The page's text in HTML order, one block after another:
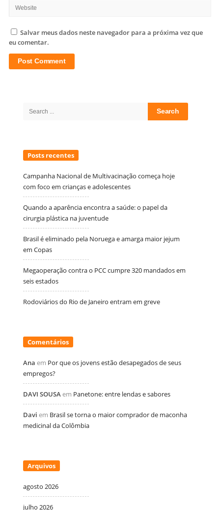
Salvar meus dados neste navegador para a próxima vez que
eu comentar.
Posts recentes
Campanha Nacional de Multivacinação começa hoje
com foco em crianças e adolescentes
Quando a aparência encontra a saúde: o papel da
cirurgia plástica na juventude
Brasil é eliminado pela Noruega e amarga maior jejum
em Copas
Megaoperação contra o PCC cumpre 320 mandados em
seis estados
Rodoviários do Rio de Janeiro entram em greve
Comentários
Ana em Por que os jovens estão desapegados de seus
empregos?
DAVI SOUSA em Panetone: entre lendas e sabores
Davi em Brasil se torna o maior comprador de maconha
medicinal da Colômbia
Arquivos
agosto 2026
julho 2026